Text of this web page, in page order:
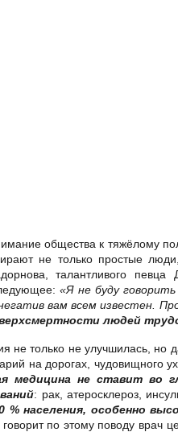
общества к тяжёлому
не только простые
талантливого
«Я не буду
негатив вам всем известен.
людей
не только не улучшилась,
на дорогах,
медицина не ставит во
: рак, атеросклероз,
% населения, особенно
говорит по этому поводу врач